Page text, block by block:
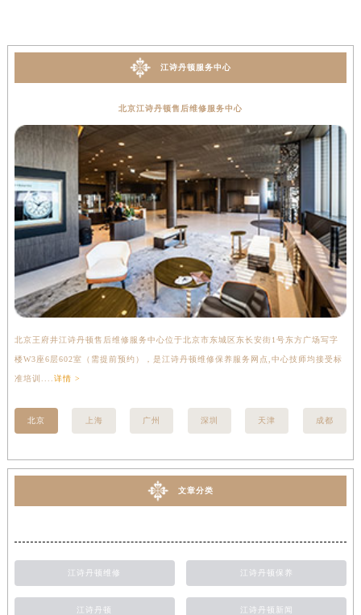
江诗丹顿服务中心
北京江诗丹顿售后维修服务中心
北京王府井江诗丹顿售后维修服务中心位于北京市东城区东长安街1号东方广场写字
楼W3座6层602室（需提前预约），是江诗丹顿维修保养服务网点,中心技师均接受标
准培训.... 详情 >
北京 上海 广州 深圳 天津 成都
文章分类
江诗丹顿维修 江诗丹顿保养
江诗丹顿 江诗丹顿新闻